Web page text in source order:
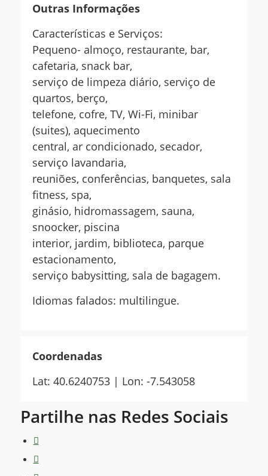
Outras Informações
Características e Serviços:
Pequeno- almoço, restaurante, bar,
cafetaria, snack bar,
serviço de limpeza diário, serviço de
quartos, berço,
telefone, cofre, TV, Wi-Fi, minibar
(suites), aquecimento
central, ar condicionado, secador,
serviço lavandaria,
reuniões, conferências, banquetes, sala
fitness, spa,
ginásio, hidromassagem, sauna,
snoocker, piscina
interior, jardim, biblioteca, parque
estacionamento,
serviço babysitting, sala de bagagem.
Idiomas falados: multilingue.
Coordenadas
Lat: 40.6240753 | Lon: -7.543058
Partilhe nas Redes Sociais